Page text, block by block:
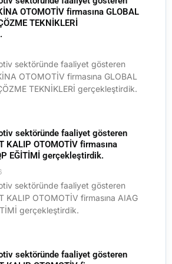
OTOMOTİV firmasına GLOBAL
TEKNİKLERİ
sektöründe faaliyet gösteren
OTOMOTİV firmasına GLOBAL
TEKNİKLERİ gerçekleştirdik.
sektöründe faaliyet gösteren
KALIP OTOMOTİV firmasına
EĞİTİMİ gerçekleştirdik.
sektöründe faaliyet gösteren
KALIP OTOMOTİV firmasına AIAG
gerçekleştirdik.
sektöründe faaliyet gösteren